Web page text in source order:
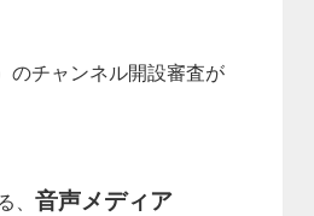
、 音声メディア